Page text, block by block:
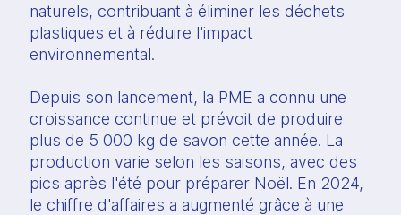
naturels, contribuant à éliminer les déchets
plastiques et à réduire l'impact
environnemental.
Depuis son lancement, la PME a connu une
croissance continue et prévoit de produire
plus de 5 000 kg de savon cette année. La
production varie selon les saisons, avec des
pics après l'été pour préparer Noël. En 2024,
le chiffre d'affaires a augmenté grâce à une